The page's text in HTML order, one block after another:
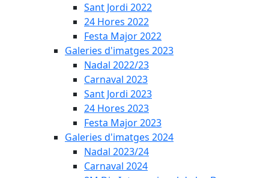
Sant Jordi 2022
24 Hores 2022
Festa Major 2022
Galeries d'imatges 2023
Nadal 2022/23
Carnaval 2023
Sant Jordi 2023
24 Hores 2023
Festa Major 2023
Galeries d'imatges 2024
Nadal 2023/24
Carnaval 2024